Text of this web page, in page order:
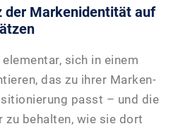
der Markenidentität auf
sich in einem
das zu ihrer Marken-
passt – und die
zu behalten, wie sie dort